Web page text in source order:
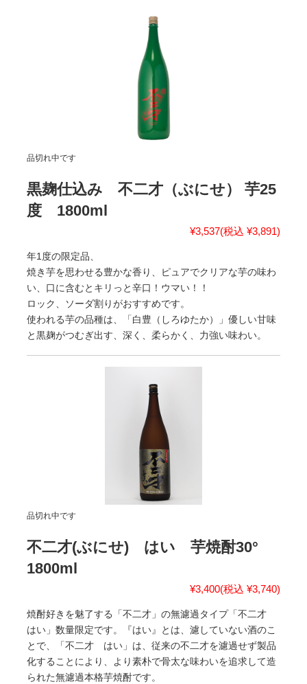
品切れ中です
黒麹仕込み 不二才（ぶにせ） 芋25
度 1800ml
¥3,537(税込 ¥3,891)
年1度の限定品、
焼き芋を思わせる豊かな香り、ピュアでクリアな芋の味わ
い、口に含むとキリっと辛口！ウマい！！
ロック、ソーダ割りがおすすめです。
使われる芋の品種は、「白豊（しろゆたか）」優しい甘味
と黒麹がつむぎ出す、深く、柔らかく、力強い味わい。
品切れ中です
不二才(ぶにせ) はい 芋焼酎30°
1800ml
¥3,400(税込 ¥3,740)
焼酎好きを魅了する「不二才」の無濾過タイプ「不二才
はい」数量限定です。『はい』とは、濾していない酒のこ
とで、「不二才 はい」は、従来の不二才を濾過せず製品
化することにより、より素朴で骨太な味わいを追求して造
られた無濾過本格芋焼酎です。